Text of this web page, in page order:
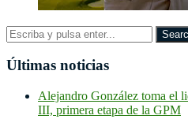
Últimas noticias
Alejandro González toma el
III, primera etapa de la GPM